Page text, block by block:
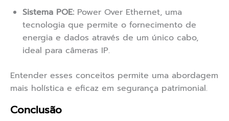
Sistema POE: Power Over Ethernet, uma
tecnologia que permite o fornecimento de
energia e dados através de um único cabo,
ideal para câmeras IP.
Entender esses conceitos permite uma abordagem
mais holística e eficaz em segurança patrimonial.
Conclusão